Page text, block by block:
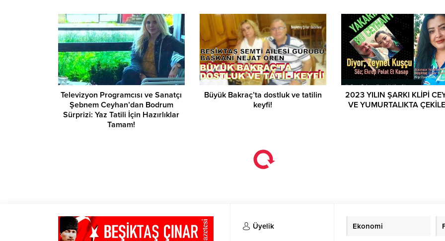
Televizyon Programcısı ve Sanatçı
Şebnem Ceyhan’dan Bodrum
Sürprizi: Yaz Tatili İçin Hazırlıklar
Tamam!
Büyük Bakraç’ta dostluk ve tatilin
keyfi!
2023 YILIN ŞARKI KLİPİ
VE YUMURTALIKTA
Üyelik Ekonomi